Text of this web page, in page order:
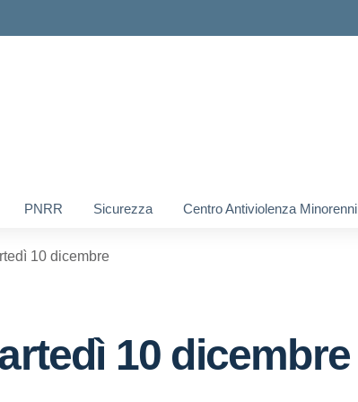
PNRR Sicurezza Centro Antiviolenza Minorenni
10 dicembre
10 dicembre